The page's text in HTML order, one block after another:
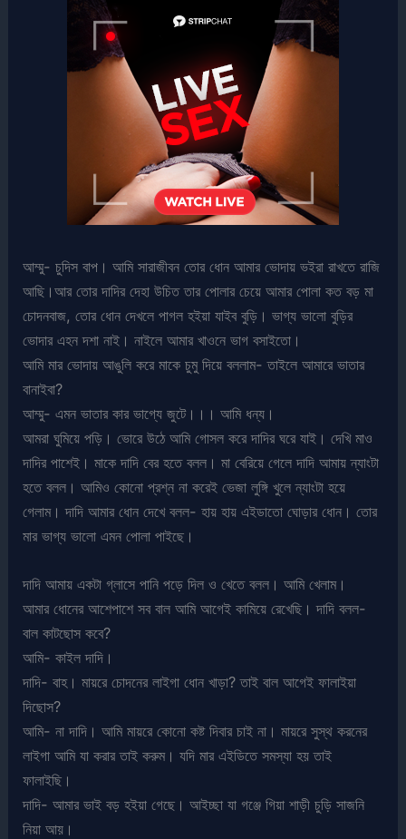
আম্মু- চুদিস বাপ। আমি সারাজীবন তোর ধোন আমার ভোদায় ভইরা রাখতে রাজি
আছি।আর তোর দাদির দেহা উচিত তার পোলার চেয়ে আমার পোলা কত বড় মা
চোদনবাজ, তোর ধোন দেখলে পাগল হইয়া যাইব বুড়ি। ভাগ্য ভালো বুড়ির
ভোদার এহন দশা নাই। নাইলে আমার খাওনে ভাগ বসাইতো।
আমি মার ভোদায় আঙুলি করে মাকে চুমু দিয়ে বললাম- তাইলে আমারে ভাতার
বানাইবা?
আম্মু- এমন ভাতার কার ভাগ্যে জুটে।।। আমি ধন্য।
আমরা ঘুমিয়ে পড়ি। ভোরে উঠে আমি গোসল করে দাদির ঘরে যাই। দেখি মাও
দাদির পাশেই। মাকে দাদি বের হতে বলল। মা বেরিয়ে গেলে দাদি আমায় ন্যাংটা
হতে বলল। আমিও কোনো প্রশ্ন না করেই ভেজা লুঙ্গি খুলে ন্যাংটা হয়ে
গেলাম। দাদি আমার ধোন দেখে বলল- হায় হায় এইডাতো ঘোড়ার ধোন। তোর
মার ভাগ্য ভালো এমন পোলা পাইছে।
দাদি আমায় একটা গ্লাসে পানি পড়ে দিল ও খেতে বলল। আমি খেলাম।
আমার ধোনের আশেপাশে সব বাল আমি আগেই কামিয়ে রেখেছি। দাদি বলল-
বাল কাটছোস কবে?
আমি- কাইল দাদি।
দাদি- বাহ। মায়রে চোদনের লাইগা ধোন খাড়া? তাই বাল আগেই ফালাইয়া
দিছোস?
আমি- না দাদি। আমি মায়রে কোনো কষ্ট দিবার চাই না। মায়রে সুস্থ করনের
লাইগা আমি যা করার তাই করুম। যদি মার এইডিতে সমস্যা হয় তাই
ফালাইছি।
দাদি- আমার ভাই বড় হইয়া গেছে। আইচ্ছা যা গঞ্জে গিয়া শাড়ী চুড়ি সাজনি
নিয়া আয়।